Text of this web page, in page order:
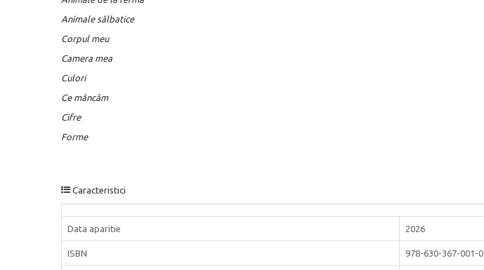
Animale sălbatice
Corpul meu
Camera mea
Culori
Ce mâncăm
Cifre
Forme
Caracteristici
Data aparitie 2026
ISBN 978-630-367-001-0